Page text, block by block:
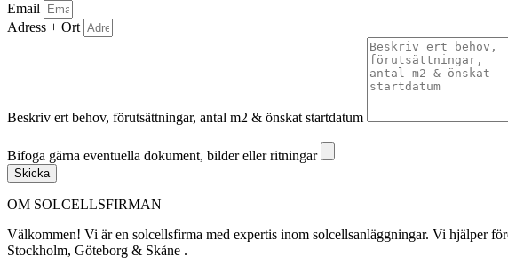
Email
Adress + Ort
Beskriv ert behov, förutsättningar, antal m2 & önskat startdatum
Bifoga gärna eventuella dokument, bilder eller ritningar
Skicka
OM SOLCELLSFIRMAN
Välkommen! Vi är en solcellsfirma med expertis inom solcellsanläggningar. Vi hjälper
Stockholm, Göteborg & Skåne .